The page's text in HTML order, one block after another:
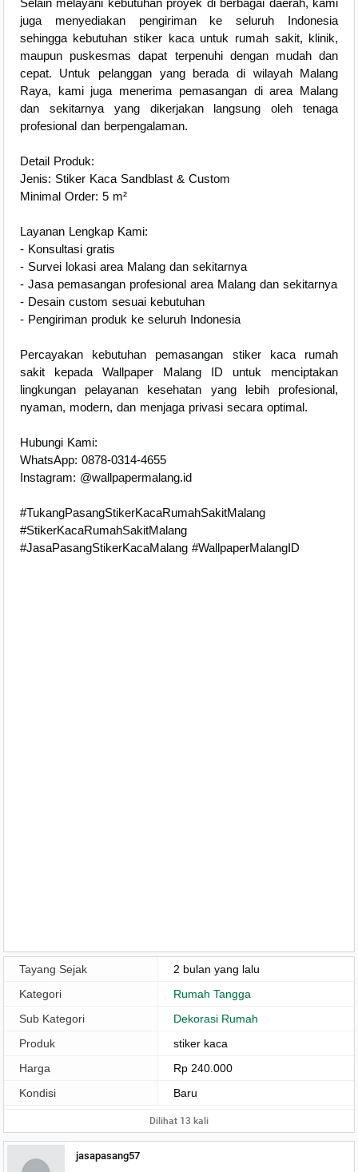
Selain melayani kebutuhan proyek di berbagai daerah, kami
juga menyediakan pengiriman ke seluruh Indonesia
sehingga kebutuhan stiker kaca untuk rumah sakit, klinik,
maupun puskesmas dapat terpenuhi dengan mudah dan
cepat. Untuk pelanggan yang berada di wilayah Malang
Raya, kami juga menerima pemasangan di area Malang
dan sekitarnya yang dikerjakan langsung oleh tenaga
profesional dan berpengalaman.
Detail Produk:
Jenis: Stiker Kaca Sandblast & Custom
Minimal Order: 5 m²
Layanan Lengkap Kami:
- Konsultasi gratis
- Survei lokasi area Malang dan sekitarnya
- Jasa pemasangan profesional area Malang dan sekitarnya
- Desain custom sesuai kebutuhan
- Pengiriman produk ke seluruh Indonesia
Percayakan kebutuhan pemasangan stiker kaca rumah
sakit kepada Wallpaper Malang ID untuk menciptakan
lingkungan pelayanan kesehatan yang lebih profesional,
nyaman, modern, dan menjaga privasi secara optimal.
Hubungi Kami:
WhatsApp: 0878-0314-4655
Instagram: @wallpapermalang.id
#TukangPasangStikerKacaRumahSakitMalang
#StikerKacaRumahSakitMalang
#JasaPasangStikerKacaMalang #WallpaperMalangID
Tayang Sejak
2 bulan yang lalu
Kategori
Rumah Tangga
Sub Kategori
Dekorasi Rumah
Produk
stiker kaca
Harga
Rp 240.000
Kondisi
Baru
Dilihat 13 kali
jasapasang57